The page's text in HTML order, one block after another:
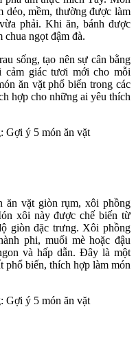
dẻo, mềm, thường được làm
phải. Khi ăn, bánh được
ngọt đậm đà.
sống, tạo nên sự cân bằng
cảm giác tươi mới cho mỗi
ăn vặt phổ biến trong các
hợp cho những ai yêu thích
ăn vặt giòn rụm, xôi phồng
xôi này được chế biến từ
giòn đặc trưng. Xôi phồng
phi, muối mè hoặc đậu
và hấp dẫn. Đây là một
phổ biến, thích hợp làm món